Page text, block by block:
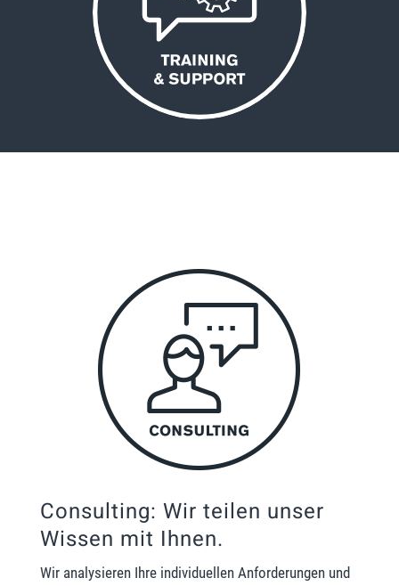
Consulting: Wir teilen unser
Wissen mit Ihnen.
Wir analysieren Ihre individuellen Anforderungen und